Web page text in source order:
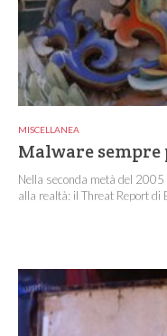
MISCELLANEA
Malware
Nella seconda metà del
alla realtà: il Threat Report di